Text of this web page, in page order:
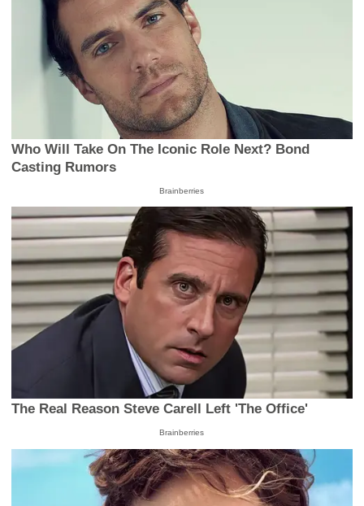
Who Will Take On The Iconic Role Next? Bond
Casting Rumors
Brainberries
The Real Reason Steve Carell Left 'The Office'
Brainberries